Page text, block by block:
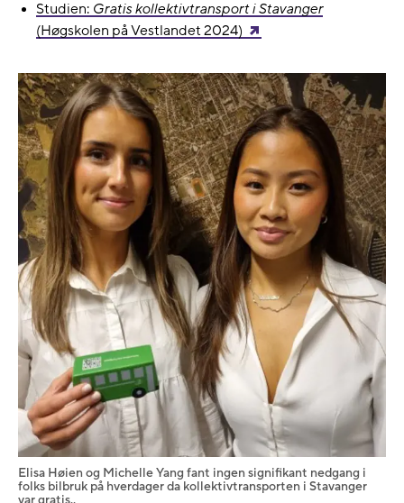
Studien: Gratis kollektivtransport i Stavanger
(Høgskolen på Vestlandet 2024)
Elisa Høien og Michelle Yang fant ingen signifikant nedgang i
folks bilbruk på hverdager da kollektivtransporten i Stavanger
var gratis..